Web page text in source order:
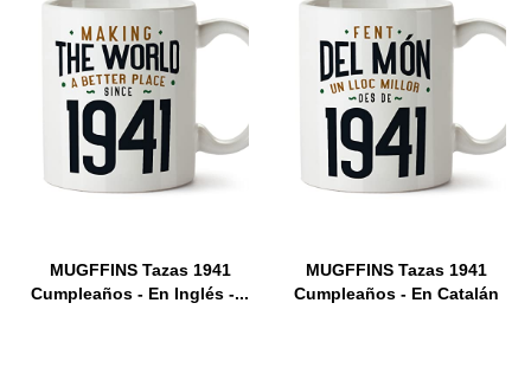
MUGFFINS Tazas 1941
Cumpleaños - En Inglés -...
MUGFFINS Tazas 1941
Cumpleaños - En Catalán